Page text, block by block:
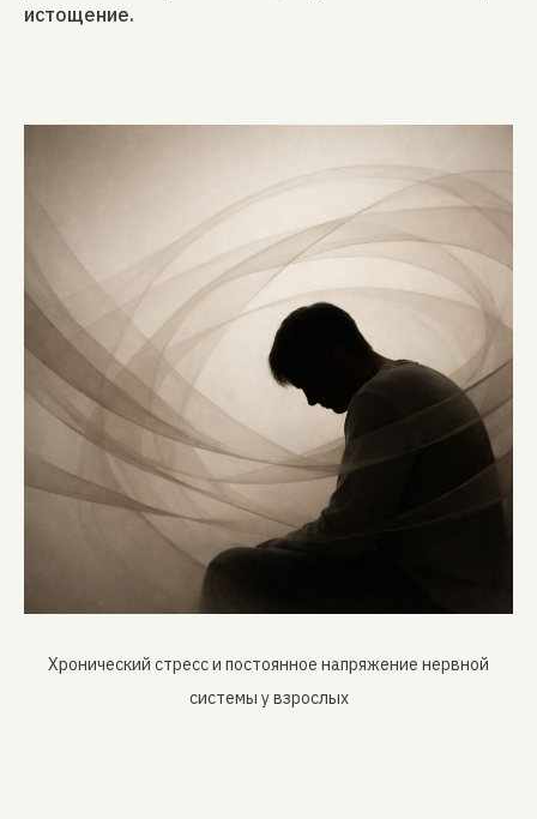
истощение.
Хронический стресс и постоянное напряжение нервной
системы у взрослых